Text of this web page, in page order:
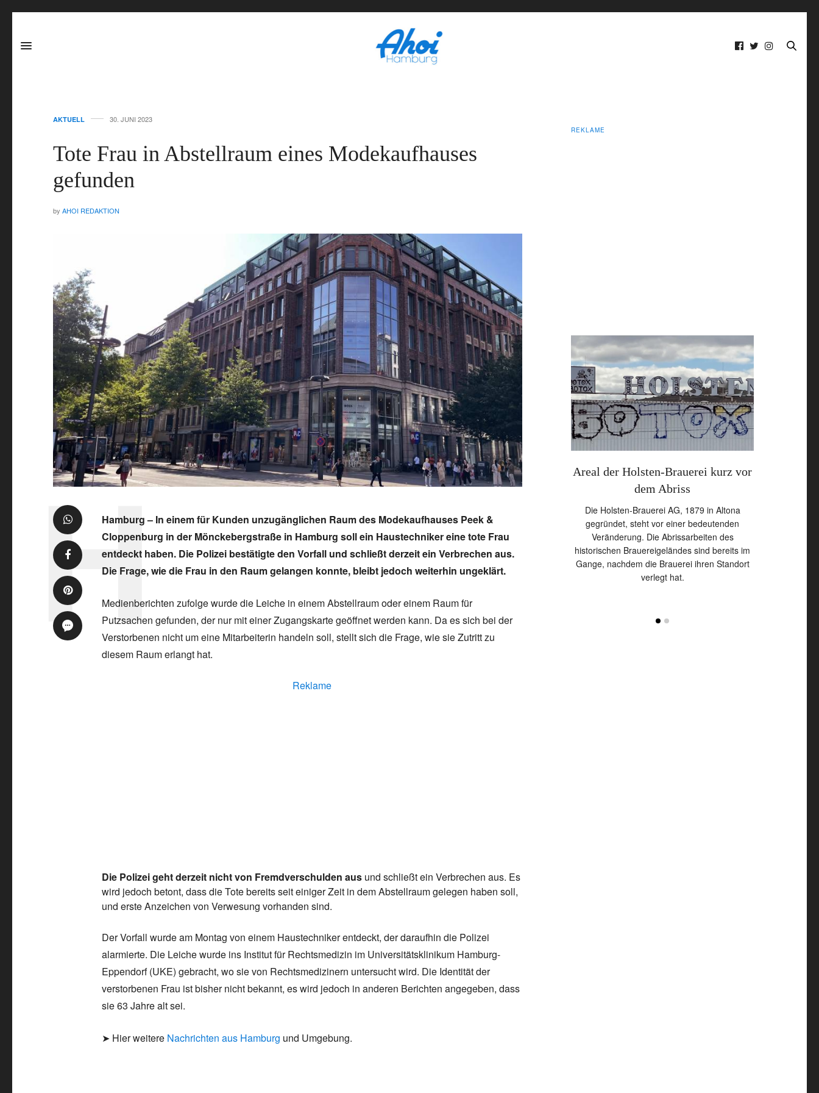
AKTUELL 30. JUNI 2023
Tote Frau in Abstellraum eines Modekaufhauses
gefunden
by AHOI REDAKTION
Hamburg – In einem für Kunden unzugänglichen Raum des Modekaufhauses Peek &
Cloppenburg in der Mönckebergstraße in Hamburg soll ein Haustechniker eine tote Frau
entdeckt haben. Die Polizei bestätigte den Vorfall und schließt derzeit ein Verbrechen aus.
Die Frage, wie die Frau in den Raum gelangen konnte, bleibt jedoch weiterhin ungeklärt.
Medienberichten zufolge wurde die Leiche in einem Abstellraum oder einem Raum für
Putzsachen gefunden, der nur mit einer Zugangskarte geöffnet werden kann. Da es sich bei der
Verstorbenen nicht um eine Mitarbeiterin handeln soll, stellt sich die Frage, wie sie Zutritt zu
diesem Raum erlangt hat.
Reklame
Die Polizei geht derzeit nicht von Fremdverschulden aus und schließt ein Verbrechen aus. Es
wird jedoch betont, dass die Tote bereits seit einiger Zeit in dem Abstellraum gelegen haben soll,
und erste Anzeichen von Verwesung vorhanden sind.
Der Vorfall wurde am Montag von einem Haustechniker entdeckt, der daraufhin die Polizei
alarmierte. Die Leiche wurde ins Institut für Rechtsmedizin im Universitätsklinikum Hamburg-
Eppendorf (UKE) gebracht, wo sie von Rechtsmedizinern untersucht wird. Die Identität der
verstorbenen Frau ist bisher nicht bekannt, es wird jedoch in anderen Berichten angegeben, dass
sie 63 Jahre alt sei.
➤ Hier weitere Nachrichten aus Hamburg und Umgebung.
REKLAME
Trabant in Hamburg – das Kultauto
in der Hansestadt
war einst ein kleines Vermögen wert und
wartete jahrelang auf Auslieferung. Kein
Zweitaktmotor wurde länger gebaut, und seine
Areal der Holsten-Brauerei kurz vor
dem Abriss
Die Holsten-Brauerei AG, 1879 in Altona
gegründet, steht vor einer bedeutenden
Veränderung. Die Abrissarbeiten des
historischen Brauereigeländes sind bereits im
Gange, nachdem die Brauerei ihren Standort
verlegt hat.